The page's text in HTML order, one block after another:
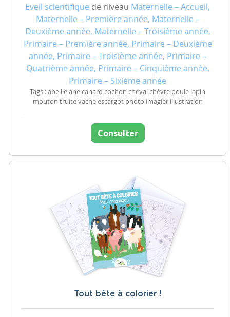
Eveil scientifique de niveau Maternelle – Accueil,
Maternelle – Première année, Maternelle –
Deuxième année, Maternelle – Troisième année,
Primaire – Première année, Primaire – Deuxième
année, Primaire – Troisième année, Primaire –
Quatrième année, Primaire – Cinquième année,
Primaire – Sixième année
Tags : abeille ane canard cochon cheval chèvre poule lapin
mouton truite vache escargot photo imagier illustration
Consulter
Tout bête à colorier !